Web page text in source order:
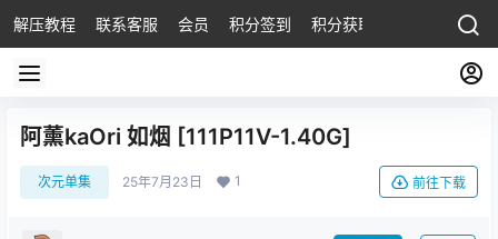
解压教程 联系客服 会员 积分签到 积分获取
阿薰kaOri 如烟 [111P11V-1.40G]
次元单集 25年7月23日 1 前往下载